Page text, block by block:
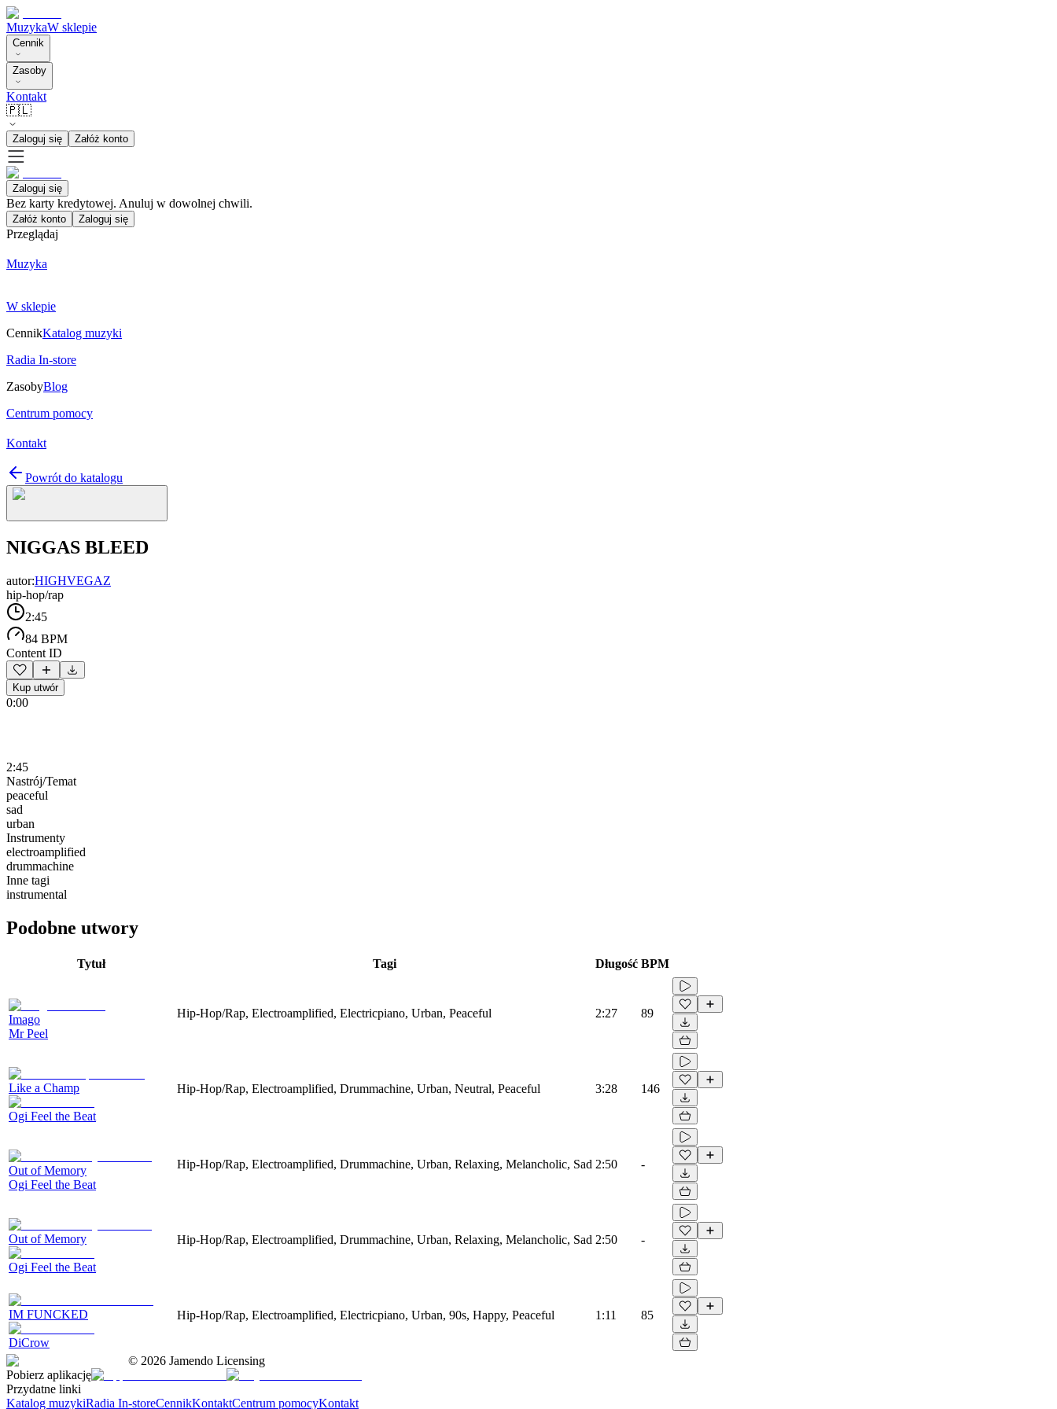
MuzykaW sklepie
Cennik
Zasoby
Kontakt
🇵🇱
Zaloguj się Załóż konto
Zaloguj się
Bez karty kredytowej. Anuluj w dowolnej chwili.
Załóż konto Zaloguj się
Przeglądaj
Muzyka
W sklepie
CennikKatalog muzyki
Radia In-store
ZasobyBlog
Centrum pomocy
Kontakt
Powrót do katalogu
NIGGAS BLEED
autor:HIGHVEGAZ
hip-hop/rap
2:45
84 BPM
Content ID
Kup utwór
0:00
2:45
Nastrój/Temat
peaceful
sad
urban
Instrumenty
electroamplified
drummachine
Inne tagi
instrumental
Podobne utwory
Tytuł Tagi Długość BPM
Imago
Mr Peel
Hip-Hop/Rap, Electroamplified, Electricpiano, Urban, Peaceful 2:27 89
Like a Champ
Ogi Feel the Beat
Hip-Hop/Rap, Electroamplified, Drummachine, Urban, Neutral, Peaceful 3:28 146
Out of Memory
Ogi Feel the Beat
Hip-Hop/Rap, Electroamplified, Drummachine, Urban, Relaxing, Melancholic, Sad 2:50 -
Out of Memory
Ogi Feel the Beat
Hip-Hop/Rap, Electroamplified, Drummachine, Urban, Relaxing, Melancholic, Sad 2:50 -
IM FUNCKED
DiCrow
Hip-Hop/Rap, Electroamplified, Electricpiano, Urban, 90s, Happy, Peaceful 1:11 85
© 2026 Jamendo Licensing
Pobierz aplikację
Przydatne linki
Katalog muzykiRadia In-storeCennikKontaktCentrum pomocyKontakt